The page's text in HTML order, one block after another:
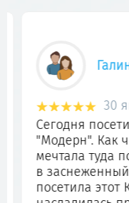
Галина
30
Сегодня
"Модерн". Как
мечтала туда
в заснеженный
посетила этот